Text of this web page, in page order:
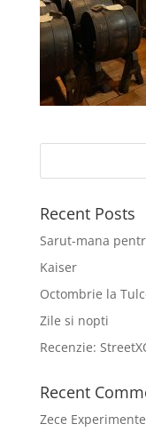
Recent Posts
Sarut-mana
Kaiser
Octombrie la
Zile si nopti
Recenzie:
Recent
Zece